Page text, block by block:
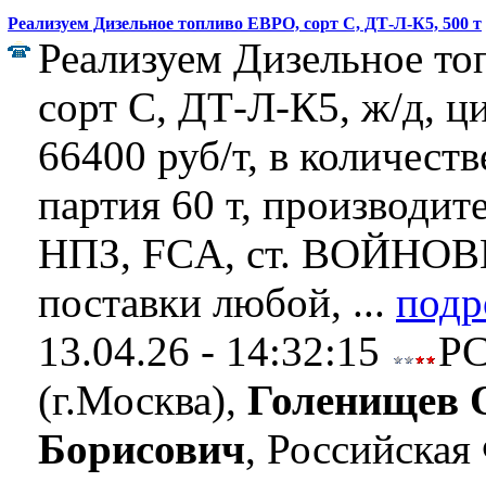
Реализуем Дизельное топливо ЕВРО, сорт C, ДТ-Л-К5, 500 т
Реализуем Дизельное
сорт C, ДТ-Л-К5, ж/д,
66400 руб/т, в
партия 60 т,
НПЗ, FCA, ст.
поставки любой, ...
13.04.26 - 14:32:15
(г.Москва), Голенищев
Борисович,